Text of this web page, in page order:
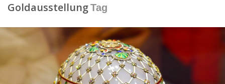
GoldausstellungTag